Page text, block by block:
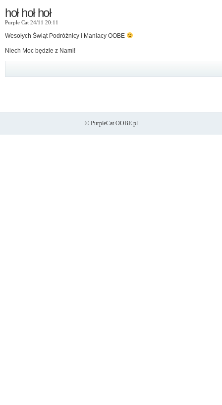
hoł hoł hoł
Purple Cat 24/11 20:11
Wesołych Świąt Podróżnicy i Maniacy OOBE
Niech Moc będzie z Nami!
© PurpleCat OOBE.pl